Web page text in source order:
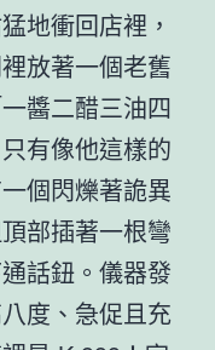
地衝回店裡，
放著一個老舊
醬二醋三油四
有像他這樣的
個閃爍著詭異
部插著一根彎
話鈕。儀器發
度、急促且充